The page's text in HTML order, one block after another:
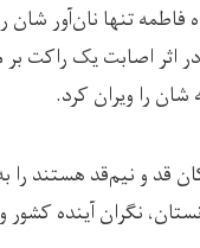
تنها نان‌آور شان
اثر اصابت یک راکت
را ویران کرد.
آنان کودکان قد و نیم‌قد
نگران آینده